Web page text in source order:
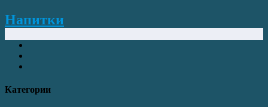
Напитки
Категории